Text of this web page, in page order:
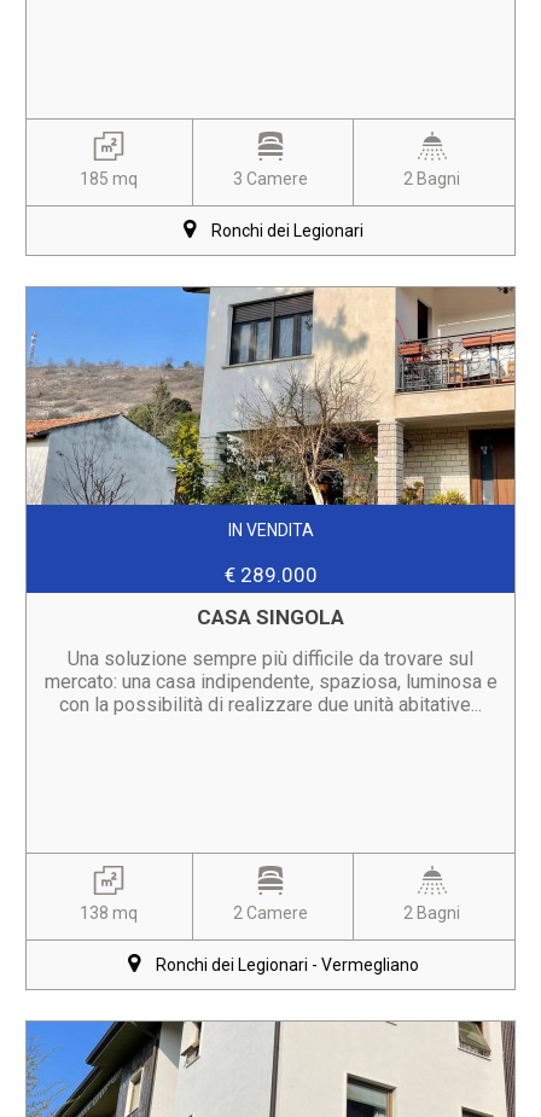
185 mq 3 Camere 2 Bagni
Ronchi dei Legionari
IN VENDITA
€ 289.000
CASA SINGOLA
Una soluzione sempre più difficile da trovare sul
mercato: una casa indipendente, spaziosa, luminosa e
con la possibilità di realizzare due unità abitative...
138 mq 2 Camere 2 Bagni
Ronchi dei Legionari - Vermegliano